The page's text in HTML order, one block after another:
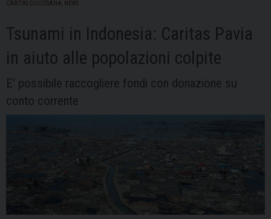
Card.
Bassetti
CARITAS DIOCESANA NEWS
Tsunami in Indonesia: Caritas Pavia
in aiuto alle popolazioni colpite
E' possibile raccogliere fondi con donazione su
conto corrente